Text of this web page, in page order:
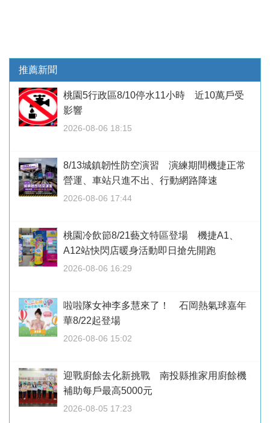
推薦新聞
桃園5行政區8/10停水11小時 近10萬戶受
影響
2026-08-06 18:15
8/13城鎮韌性防空演習 演練期間機捷正常
營運、車站只進不出、行動網路降速
2026-08-06 17:44
桃園冷飲節8/21藝文特區登場 機捷A1、
A12站快閃店暖身活動即日搶先開跑
2026-08-06 16:29
啦啦隊女神李多慧來了！ 石岡熱氣球嘉年
華8/22起登場
2026-08-06 15:02
迎戰廚餘去化新挑戰 南投縣推家用廚餘機
補助每戶最高5000元
2026-08-05 17:23